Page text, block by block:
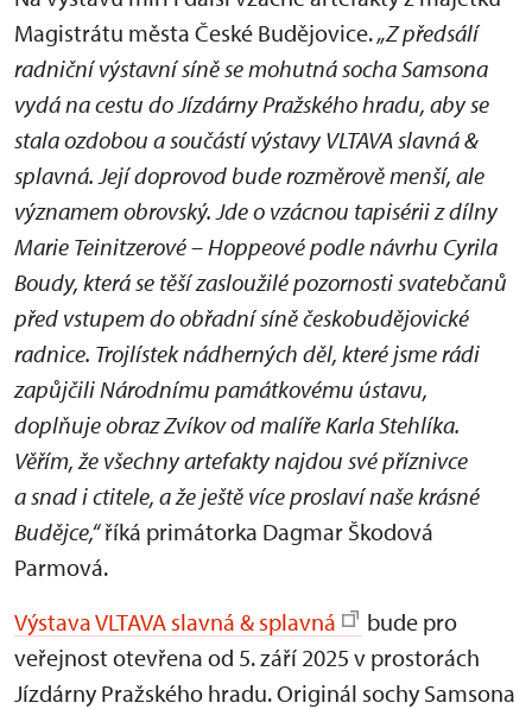
Magistrátu města České Budějovice.„Z předsálí
radniční výstavní síně se mohutná socha Samsona
vydá na cestu do Jízdárny Pražského hradu, aby se
stala ozdobou a součástí výstavy VLTAVA slavná &
splavná. Její doprovod bude rozměrově menší, ale
významem obrovský. Jde o vzácnou tapisérii z dílny
Marie Teinitzerové – Hoppeové podle návrhu Cyrila
Boudy, která se těší zasloužilé pozornosti svatebčanů
před vstupem do obřadní síně českobudějovické
radnice. Trojlístek nádherných děl, které jsme rádi
zapůjčili Národnímu památkovému ústavu,
doplňuje obraz Zvíkov od malíře Karla Stehlíka.
Věřím, že všechny artefakty najdou své příznivce
a snad i ctitele, a že ještě více proslaví naše krásné
Budějce,“říká primátorka Dagmar Škodová
Parmová.
Výstava VLTAVA slavná & splavná
bude pro
veřejnost otevřena od 5. září 2025 v prostorách
Jízdárny Pražského hradu. Originál sochy Samsona